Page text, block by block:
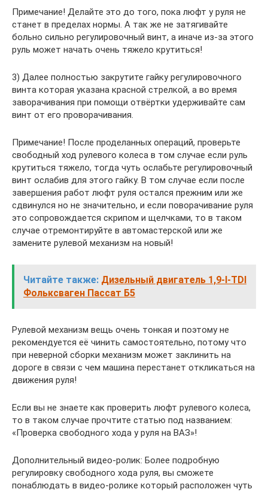
Примечание! Делайте это до того, пока люфт у руля не
станет в пределах нормы. А так же не затягивайте
больно сильно регулировочный винт, а иначе из-за этого
руль может начать очень тяжело крутиться!
3) Далее полностью закрутите гайку регулировочного
винта которая указана красной стрелкой, а во время
заворачивания при помощи отвёртки удерживайте сам
винт от его проворачивания.
Примечание! После проделанных операций, проверьте
свободный ход рулевого колеса в том случае если руль
крутиться тяжело, тогда чуть ослабьте регулировочный
винт ослабив для этого гайку. В том случае если после
завершения работ люфт руля остался прежним или же
сдвинулся но не значительно, и если поворачивание руля
это сопровождается скрипом и щелчками, то в таком
случае отремонтируйте в автомастерской или же
замените рулевой механизм на новый!
Читайте также: Дизельный двигатель 1,9-I-TDI
Фольксваген Пассат Б5
Рулевой механизм вещь очень тонкая и поэтому не
рекомендуется её чинить самостоятельно, потому что
при неверной сборки механизм может заклинить на
дороге в связи с чем машина перестанет откликаться на
движения руля!
Если вы не знаете как проверить люфт рулевого колеса,
то в таком случае прочтите статью под названием:
«Проверка свободного хода у руля на ВАЗ»!
Дополнительный видео-ролик: Более подробную
регулировку свободного хода руля, вы сможете
понаблюдать в видео-ролике который расположен чуть